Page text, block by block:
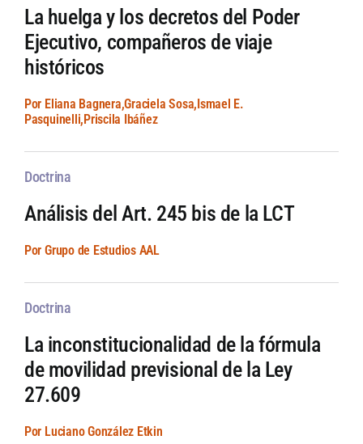
La huelga y los decretos del Poder
Ejecutivo, compañeros de viaje
históricos
Por Eliana Bagnera,Graciela Sosa,Ismael E.
Pasquinelli,Priscila Ibáñez
Doctrina
Análisis del Art. 245 bis de la LCT
Por Grupo de Estudios AAL
Doctrina
La inconstitucionalidad de la fórmula
de movilidad previsional de la Ley
27.609
Por Luciano González Etkin